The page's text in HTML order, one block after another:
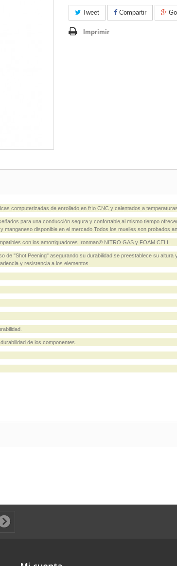
Tweet Compartir
Imprimir
computerizadas de enrollado en frío CNC y calentados a
para una conducción segura y confortable,al mismo tiempo
manganeso disponible en el mercado.Todos los muelles son probados
con los amortiguadores Ironman® NITRO GAS y FOAM CELL.
de "Shot Peening" asegurando su durabilidad,se preestablece su
y resistencia a los elementos.
de los componentes.